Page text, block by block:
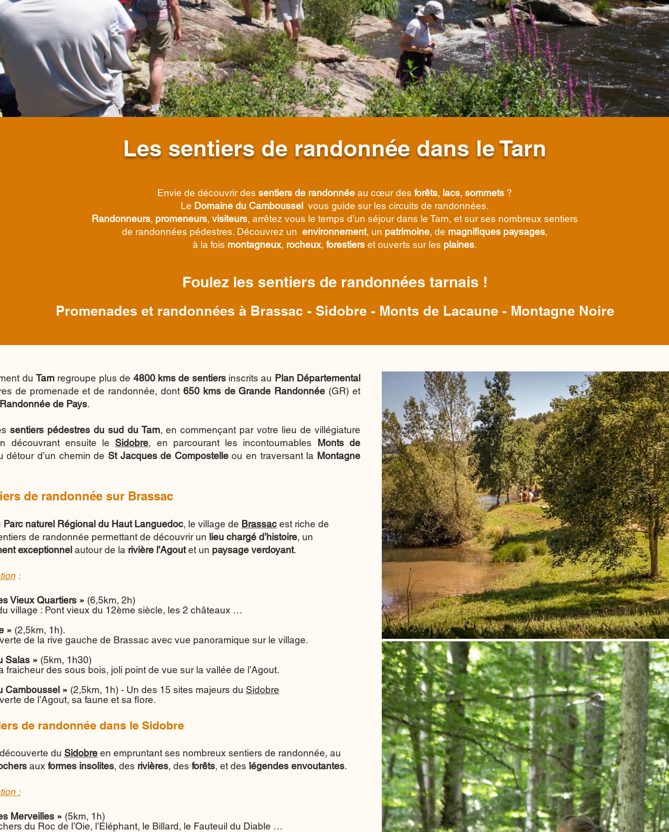
Les sentiers de randonnée dans le Tarn
Envie de découvrir des sentiers de randonnéeau cœur des forêts, lacs, sommets ?
Le Domaine du Camboussel vous guide sur les circuits de randonnées.
Randonneurs, promeneurs, visiteurs, arrêtez vous le temps d’un séjour dans le Tarn, et sur ses nombreux sentiers
de randonnées pédestres. Découvrez un environnement, un patrimoine, de magnifiques paysages,
à la fois montagneux, rocheux, forestiers et ouverts sur les plaines.
Foulez les sentiers de randonnées tarnais !
Promenades et randonnées à Brassac - Sidobre - Monts de Lacaune - Montagne Noire
duTarn regroupe plus de 4800 kms de sentiersinscrits au Plan Départemental
de promenade et de randonnée, dont 650 kms de Grande Randonnée (GR) et
de Pays.
sentiers pédestres du sud du Tarn, en commençant par votre lieu de villégiature
découvrant ensuite le Sidobre, en parcourant les incontournables Monts de
détour d’un chemin de St Jacques de Compostelleouen traversant la Montagne
de randonnée sur Brassac
Parc naturel Régional du Haut Languedoc, le village de Brassac est riche de
de randonnée permettant de découvrir un lieu chargé d’histoire, un
exceptionnel autour de la rivière l’Agoutet un paysage verdoyant.
:
Vieux Quartiers » (6,5km, 2h)
village : Pont vieux du 12ème siècle, les 2 châteaux …
» (2,5km, 1h).
de la rive gauche de Brassac avec vue panoramique sur le village.
Salas » (5km, 1h30)
fraicheur des sous bois, joli point de vue sur la vallée de l’Agout.
Camboussel » (2,5km, 1h) - Un des 15 sites majeurs du Sidobre
de l’Agout, sa faune et sa flore.
de randonnée dans le Sidobre
du Sidobre en empruntant ses nombreux sentiers de randonnée, au
aux formes insolites, des rivières, des forêts, et des légendes envoutantes.
:
Merveilles » (5km, 1h)
du Roc de l’Oie, l’Eléphant, le Billard, le Fauteuil du Diable …